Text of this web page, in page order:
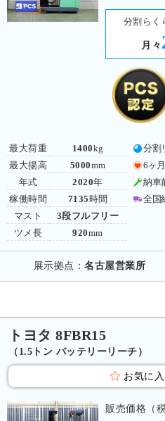
分割らく
月々
最大荷重
最大揚高
年式
稼働時間
マスト
ツメ長
1400kg
5000mm
2020年
7135 時間
3段フルフリー
920mm
分割
6ヶ
納車
全国
展示拠点：名古屋営業所
トヨタ 8FBR15
（1.5トン バッテリーリーチ）
お気に
販売価格（税